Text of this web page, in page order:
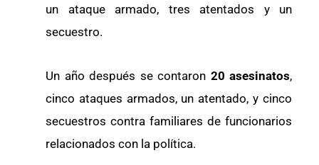
un ataque armado, tres atentados y un
secuestro.
Un año después se contaron 20 asesinatos,
cinco ataques armados, un atentado, y cinco
secuestros contra familiares de funcionarios
relacionados con la política.